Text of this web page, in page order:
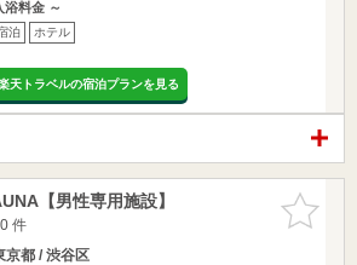
浴料金 ～
泊 ホテル
天トラベルの宿泊プランを見る
お気に入
りに追加
【男性専用施設】
件
京都 / 渋谷区